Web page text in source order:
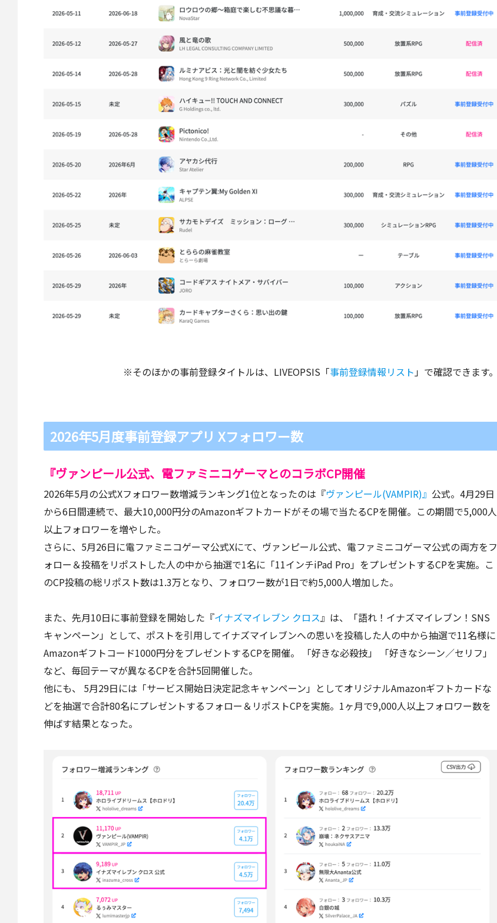
※そのほかの事前登録タイトルは、LIVEOPSIS「事前登録情報リスト」で確認できます。
2026年5月度事前登録アプリ Xフォロワー数
『ヴァンピール公式、電ファミニコゲーマとのコラボCP開催
2026年5月の公式Xフォロワー数増減ランキング1位となったのは『ヴァンピール(VAMPIR)』 公式。4月29日
から6日間連続で、最大10,000円分のAmazonギフトカードがその場で当たるCPを開催。この期間で5,000人
以上フォロワーを増やした。
さらに、5月26日に電ファミニコゲーマ公式Xにて、ヴァンピール公式、電ファミニコゲーマ公式の両方をフ
ォロー＆投稿をリポストした人の中から抽選で1名に「11インチiPad Pro」をプレゼントするCPを実施。こ
のCP投稿の総リポスト数は1.3万となり、フォロワー数が1日で約5,000人増加した。
また、先月10日に事前登録を開始した『イナズマイレブン クロス』は、「語れ！イナズマイレブン！SNS
キャンペーン」として、ポストを引用してイナズマイレブンへの思いを投稿した人の中から抽選で11名様に
Amazonギフトコード1000円分をプレゼントするCPを開催。 「好きな必殺技」 「好きなシーン／セリフ」
など、毎回テーマが異なるCPを合計5回開催した。
他にも、 5月29日には「サービス開始日決定記念キャンペーン」としてオリジナルAmazonギフトカードな
どを抽選で合計80名にプレゼントするフォロー＆リポストCPを実施。1ヶ月で9,000人以上フォロワー数を
伸ばす結果となった。